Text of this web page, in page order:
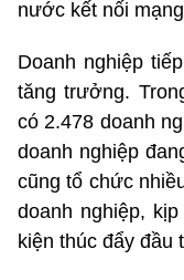
nước kết nối
Doanh nghiệp
tăng trưởng.
có 2.478 doanh
doanh nghiệp
cũng tổ chức
doanh nghiệp,
kiện thúc đẩy đầu